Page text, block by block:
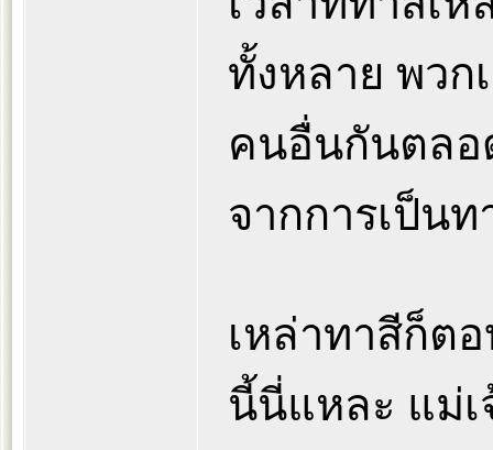
ทั้งหลาย พวก
คนอื่นกันตลอ
จากการเป็นท
เหล่าทาสีก็ต
นี้นี่แหละ แม่เ